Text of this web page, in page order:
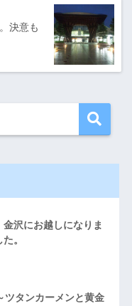
決意も
沢にお越しになりま
。
ツタンカーメンと黄金